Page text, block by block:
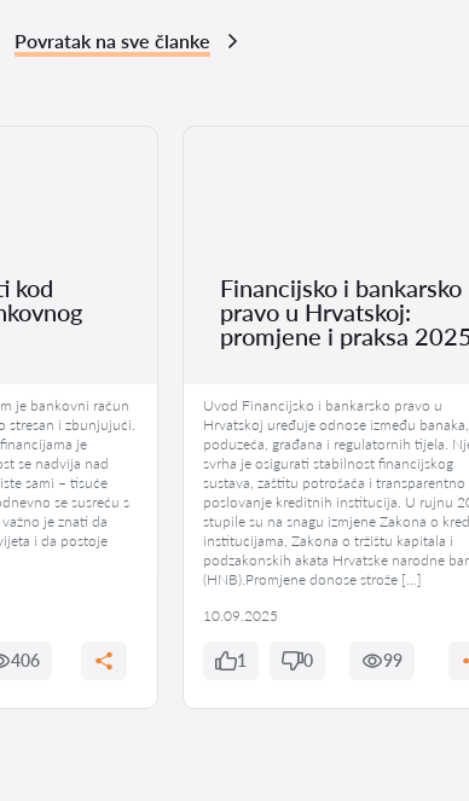
Povratak na sve članke
kod
je bankovni račun
stresan i zbunjujući.
je
se nadvija nad
sami – tisuće
se susreću s
je znati da
i da postoje
406
Financijsko i bankarsko
pravo u Hrvatskoj:
promjene i praksa
Uvod Financijsko i bankarsko pravo u
Hrvatskoj uređuje odnose između banaka,
poduzeća, građana i regulatornih tijela.
svrha je osigurati stabilnost financijskog
sustava, zaštitu potrošača i transparentno
poslovanje kreditnih institucija. U rujnu
stupile su na snagu izmjene Zakona o
institucijama, Zakona o tržištu kapitala i
podzakonskih akata Hrvatske narodne
(HNB).Promjene donose strože […]
10.09.2025
1 0 99